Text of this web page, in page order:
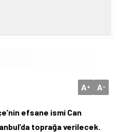
A+ A-
efsane ismi Can
toprağa verilecek.